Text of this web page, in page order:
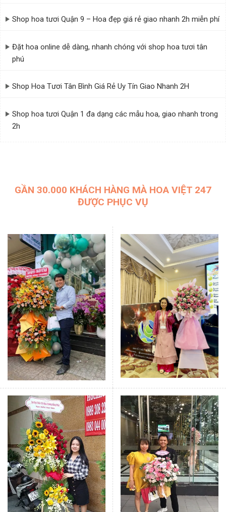
Shop hoa tươi Quận 9 – Hoa đẹp giá rẻ giao nhanh 2h miễn phí
Đặt hoa online dễ dàng, nhanh chóng với shop hoa tươi tân
phú
Shop Hoa Tươi Tân Bình Giá Rẻ Uy Tín Giao Nhanh 2H
Shop hoa tươi Quận 1 đa dạng các mẫu hoa, giao nhanh trong
2h
GẦN 30.000 KHÁCH HÀNG MÀ HOA VIỆT 247
ĐƯỢC PHỤC VỤ